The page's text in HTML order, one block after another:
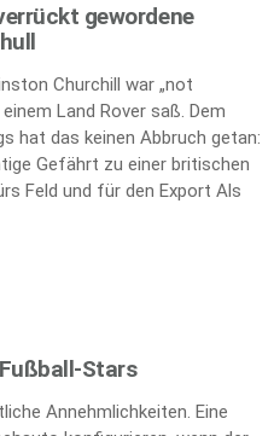
gewordene
Churchill war „not
Land Rover saß. Dem
hat das keinen Abbruch getan:
Gefährt zu einer britischen
Feld und für den Export Als
Stars
Annehmlichkeiten. Eine